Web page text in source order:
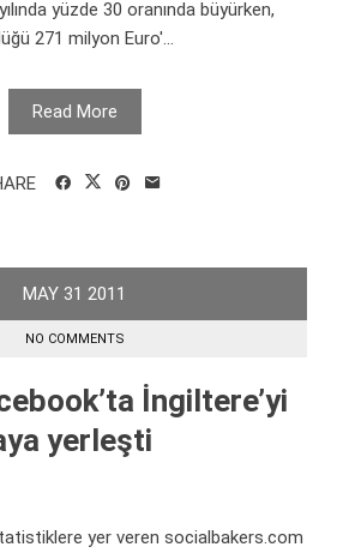
yüzde 30 oranında büyürken,
271 milyon Euro'...
Read More
MAY 31 2011
NO COMMENTS
İngiltere’yi
yerleşti
yer veren socialbakers.com